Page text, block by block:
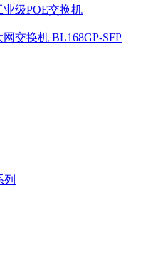
级POE交换机
交换机 BL168GP-SFP